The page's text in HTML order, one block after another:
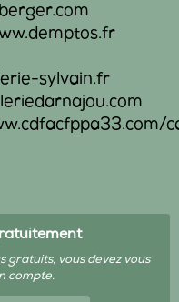
sylvain.fr
gratuits, vous devez vous
compte.